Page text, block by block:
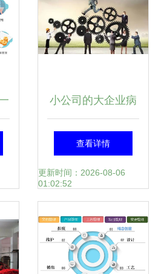
小公司的大企业病
一定要根治！
查看详情
更新时间：2026-08-06
01:02:52